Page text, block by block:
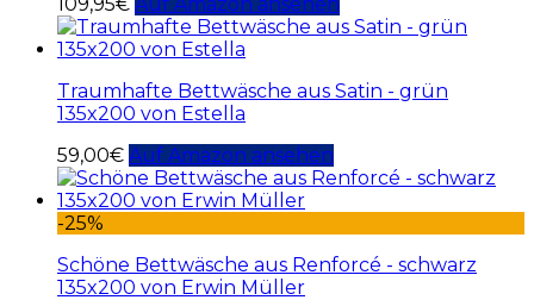
Traumhafte Bettwäsche aus Satin - grün
135x200 von Estella
59,00€ Auf Amazon ansehen
-25%
Schöne Bettwäsche aus Renforcé - schwarz
135x200 von Erwin Müller